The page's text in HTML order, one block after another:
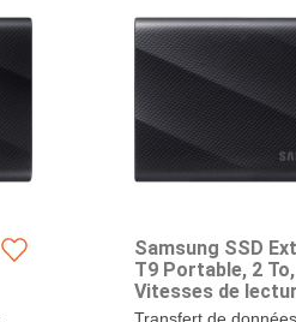
Samsung SSD
T9 Portable, 2 To,
Vitesses de
écriture jusqu'à